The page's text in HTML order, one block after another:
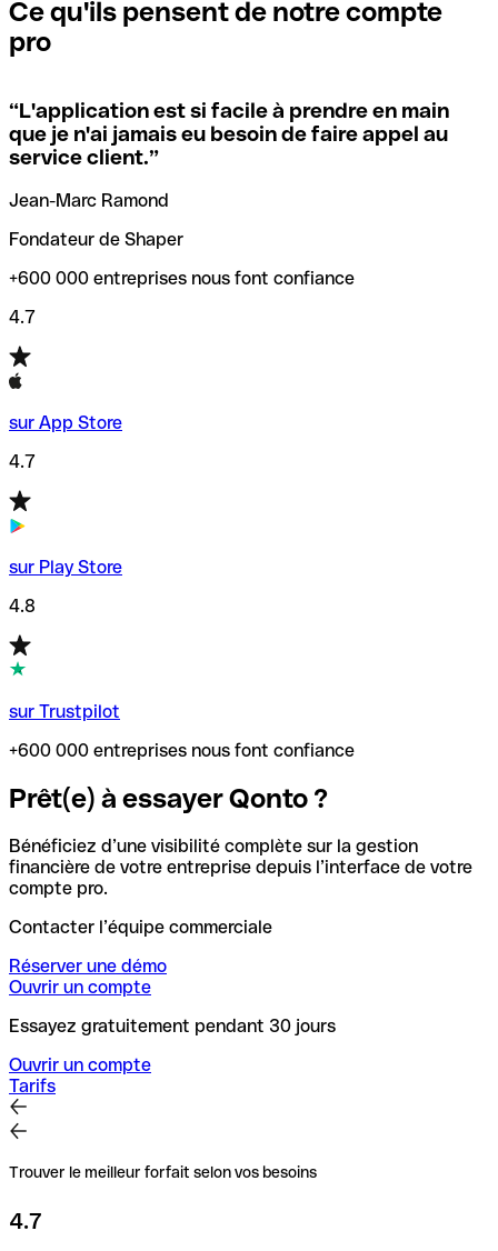
signifie que vous avez le code de l'une des succursales
locales.
Si vous n'êtes pas sûr du code SWIFT que vous devriez
utiliser, nous avons développé un outil de recherche de
codes SWIFT par nom de banque.
vérification/recherche de codes SWIFT. Ainsi, vous pouvez
trouver et vérifier vos codes SWIFT avant de réaliser vos
transferts d’argent.
Ce qu'ils pensent de notre compte
pro
“L'application est si facile à prendre en main
que je n'ai jamais eu besoin de faire appel au
service client.”
Jean-Marc Ramond
Fondateur de Shaper
+600 000 entreprises nous font confiance
4.7
sur App Store
4.7
sur Play Store
4.8
sur Trustpilot
+600 000 entreprises nous font confiance
Prêt(e) à essayer Qonto ?
Bénéficiez d’une visibilité complète sur la gestion
financière de votre entreprise depuis l’interface de votre
compte pro.
Contacter l’équipe commerciale
Réserver une démo
Ouvrir un compte
Essayez gratuitement pendant 30 jours
Ouvrir un compte
Tarifs
Trouver le meilleur forfait selon vos besoins
4.7